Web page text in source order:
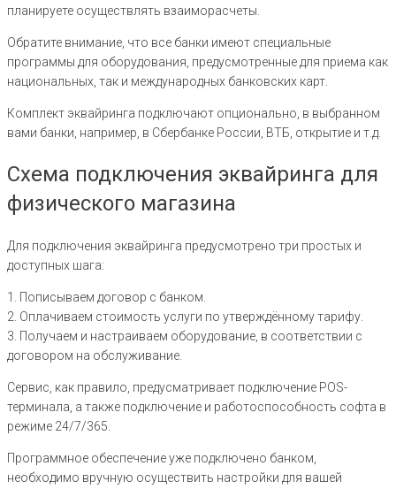
планируете осуществлять взаиморасчеты.
Обратите внимание, что все банки имеют специальные
программы для оборудования, предусмотренные для приема как
национальных, так и международных банковских карт.
Комплект эквайринга подключают опционально, в выбранном
вами банки, например, в Сбербанке России, ВТБ, открытие и т.д.
Схема подключения эквайринга для
физического магазина
Для подключения эквайринга предусмотрено три простых и
доступных шага:
1. Пописываем договор с банком.
2. Оплачиваем стоимость услуги по утверждённому тарифу.
3. Получаем и настраиваем оборудование, в соответствии с
договором на обслуживание.
Сервис, как правило, предусматривает подключение POS-
терминала, а также подключение и работоспособность софта в
режиме 24/7/365.
Программное обеспечение уже подключено банком,
необходимо вручную осуществить настройки для вашей